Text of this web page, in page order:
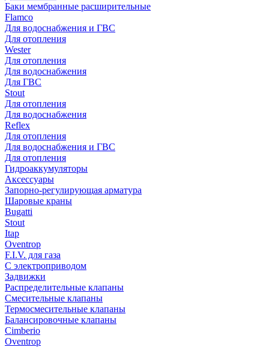
Баки мембранные расширительные
Flamco
Для водоснабжения и ГВС
Для отопления
Wester
Для отопления
Для водоснабжения
Для ГВС
Stout
Для отопления
Для водоснабжения
Reflex
Для отопления
Для водоснабжения и ГВС
Для отопления
Гидроаккумуляторы
Аксессуары
Запорно-регулирующая арматура
Шаровые краны
Bugatti
Stout
Itap
Oventrop
F.I.V. для газа
С электроприводом
Задвижки
Распределительные клапаны
Cмесительные клапаны
Термосмесительные клапаны
Балансировочные клапаны
Cimberio
Oventrop